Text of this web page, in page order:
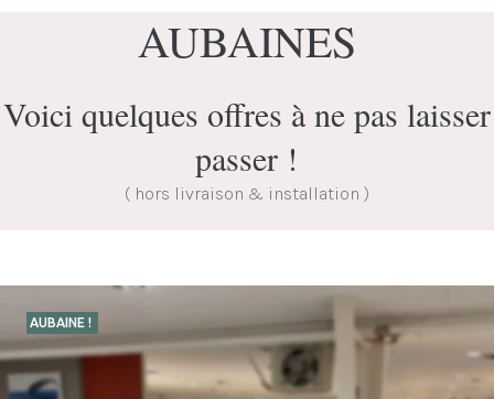
AUBAINES
Voici quelques offres à ne pas laisser
passer !
( hors livraison & installation )
AUBAINE !